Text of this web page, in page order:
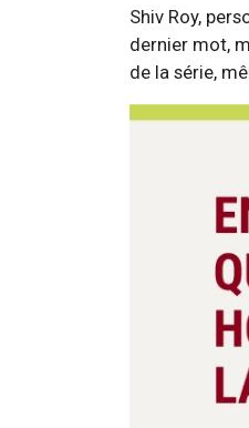
Shiv Roy,
dernier mot,
de la série,